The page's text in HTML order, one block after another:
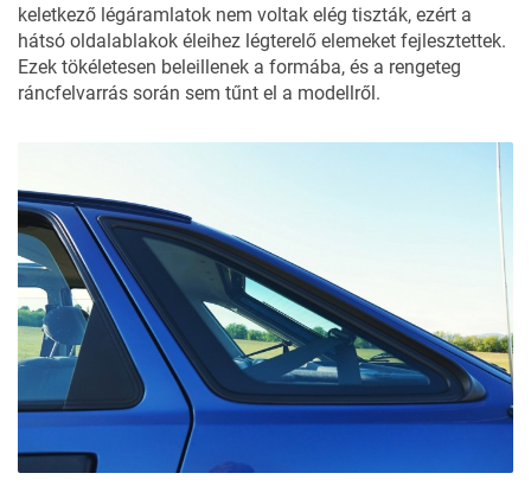
keletkező légáramlatok nem voltak elég tiszták, ezért a
hátsó oldalablakok éleihez légterelő elemeket fejlesztettek.
Ezek tökéletesen beleillenek a formába, és a rengeteg
ráncfelvarrás során sem tűnt el a modellről.